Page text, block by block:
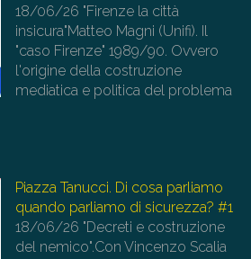
18/06/26 "Firenze la città
insicura"Matteo Magni (Unifi). Il
"caso Firenze" 1989/90. Ovvero
l'origine della costruzione
mediatica e politica del problema
Piazza Tanucci. Di cosa parliamo
quando parliamo di sicurezza? #1
18/06/26 "Decreti e costruzione
del nemico".Con Vincenzo Scalia